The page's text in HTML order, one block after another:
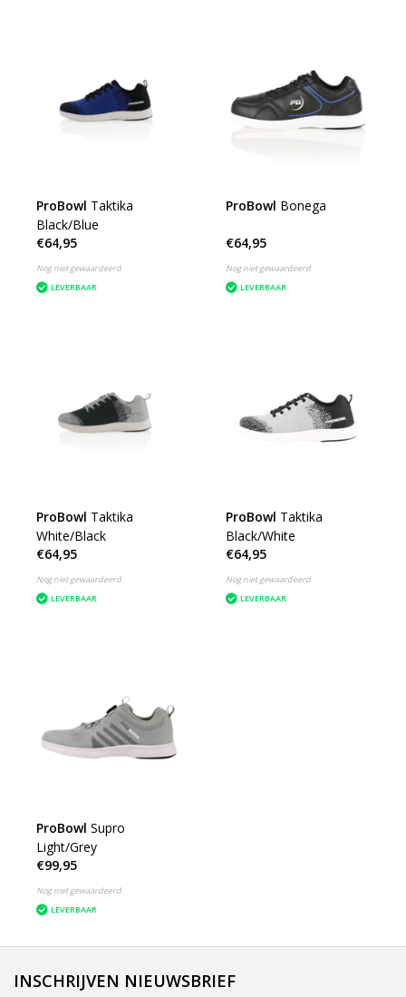
ProBowl Taktika
Black/Blue
€64,95
Nog niet gewaardeerd
LEVERBAAR
ProBowl Bonega
€64,95
Nog niet gewaardeerd
LEVERBAAR
ProBowl Taktika
White/Black
€64,95
Nog niet gewaardeerd
LEVERBAAR
ProBowl Taktika
Black/White
€64,95
Nog niet gewaardeerd
LEVERBAAR
ProBowl Supro
Light/Grey
€99,95
Nog niet gewaardeerd
LEVERBAAR
INSCHRIJVEN NIEUWSBRIEF